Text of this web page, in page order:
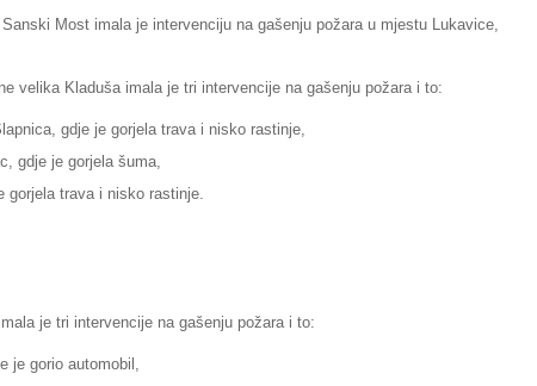
Most imala je intervenciju na gašenju požara u mjestu Lukavice,
velika Kladuša imala je tri intervencije na gašenju požara i to:
gdje je gorjela trava i nisko rastinje,
gdje je gorjela šuma,
gorjela trava i nisko rastinje.
je tri intervencije na gašenju požara i to:
je gorio automobil,